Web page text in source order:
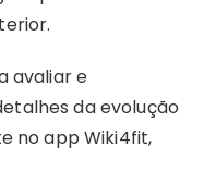
avaliar e
da evolução
no app Wiki4fit,